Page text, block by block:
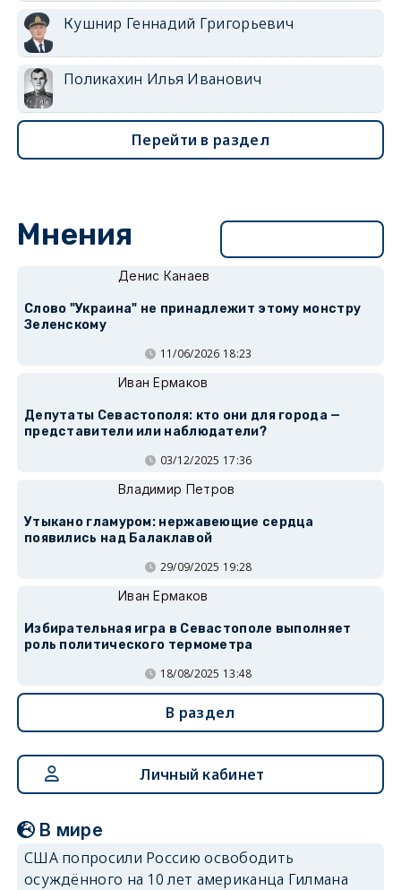
Кушнир Геннадий Григорьевич
Поликахин Илья Иванович
Перейти в раздел
Мнения
Денис Канаев
Слово "Украина" не принадлежит этому монстру
Зеленскому
11/06/2026 18:23
Иван Ермаков
Депутаты Севастополя: кто они для города —
представители или наблюдатели?
03/12/2025 17:36
Владимир Петров
Утыкано гламуром: нержавеющие сердца
появились над Балаклавой
29/09/2025 19:28
Иван Ермаков
Избирательная игра в Севастополе выполняет
роль политического термометра
18/08/2025 13:48
В раздел
Личный кабинет
В мире
США попросили Россию освободить
осуждённого на 10 лет американца Гилмана